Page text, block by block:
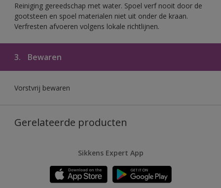
Reiniging gereedschap met water. Spoel verf nooit door de
gootsteen en spoel materialen niet uit onder de kraan.
Verfresten afvoeren volgens lokale richtlijnen.
3. Bewaren
Vorstvrij bewaren
Gerelateerde producten
Sikkens Expert App